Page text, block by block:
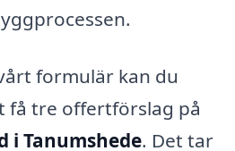
formulär kan du
få tre offertförslag på
i Tanumshede. Det tar